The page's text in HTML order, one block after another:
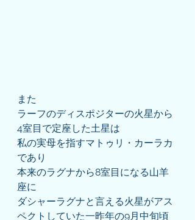
また
ラーフのディスポジターの火星から
4室目で定座した土星は
私の実母を指すマトゥリ・カーラカ
であり
本来のラグナから8室目になる山羊
座に
ダシャーラグナと言える火星がアス
ペクトしていた一昨年の9月中旬頃